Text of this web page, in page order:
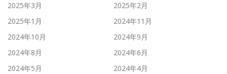
2025年3月
2025年2月
2025年1月
2024年11月
2024年10月
2024年9月
2024年8月
2024年6月
2024年5月
2024年4月